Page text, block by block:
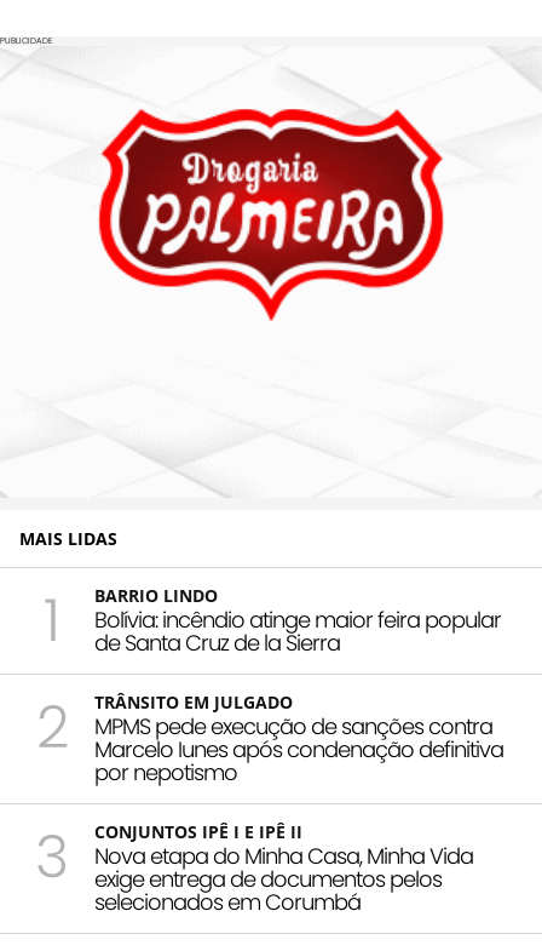
PUBLICIDADE
MAIS LIDAS
1 BARRIO LINDO
Bolívia: incêndio atinge maior feira popular
de Santa Cruz de la Sierra
2 TRÂNSITO EM JULGADO
MPMS pede execução de sanções contra
Marcelo Iunes após condenação definitiva
por nepotismo
3 CONJUNTOS IPÊ I E IPÊ II
Nova etapa do Minha Casa, Minha Vida
exige entrega de documentos pelos
selecionados em Corumbá